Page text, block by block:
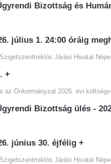
Bizottság és
július 1. 24:00 óráig
Járási Hivatal
+
az Önkormányzat 2026. évi
Bizottság ülés -
június 30. éjfélig +
Járási Hivatal